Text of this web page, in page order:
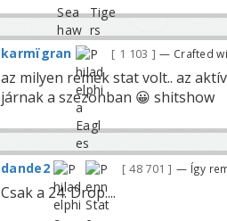
karmïgran 1 103 — Crafted
az milyen remek stat volt.. az
járnak a szezonban 😀 shitshow
dande2 48 701 — Így
Csak a 24. Drop....